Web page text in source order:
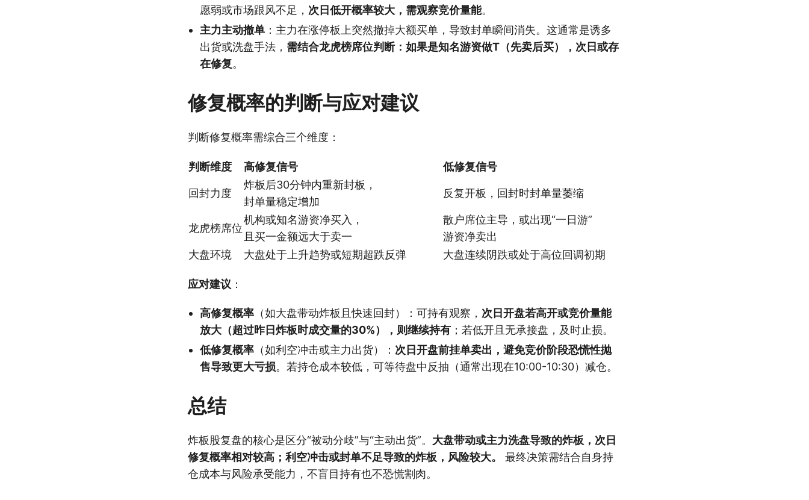
愿弱或市场跟风不足， 次日低开概率较大，需观察竞价量能。
主力主动撤单 ：主力在涨停板上突然撤掉大额买单，导致封单瞬间消失。这通常是诱多
出货或洗盘手法， 需结合龙虎榜席位判断：如果是知名游资做T（先卖后买），次日或存
在修复。
修复概率的判断与应对建议
判断修复概率需综合三个维度：
判断维度 高修复信号 低修复信号
回封力度
炸板后30分钟内重新封板，
封单量稳定增加
反复开板，回封时封单量萎缩
龙虎榜席位
机构或知名游资净买入，
且买一金额远大于卖一
散户席位主导，或出现“一日游”
游资净卖出
大盘环境
大盘处于上升趋势或短期超跌反弹 大盘连续阴跌或处于高位回调初期
应对建议 ：
高修复概率 （如大盘带动炸板且快速回封）：可持有观察， 次日开盘若高开或竞价量能
放大（超过昨日炸板时成交量的30%），则继续持有 ；若低开且无承接盘，及时止损。
低修复概率 （如利空冲击或主力出货）： 次日开盘前挂单卖出，避免竞价阶段恐慌性抛
售导致更大亏损。若持仓成本较低，可等待盘中反抽（通常出现在10:00-10:30）减仓。
总结
炸板股复盘的核心是区分“被动分歧”与“主动出货”。 大盘带动或主力洗盘导致的炸板，次日
修复概率相对较高；利空冲击或封单不足导致的炸板，风险较大。
最终决策需结合自身持
仓成本与风险承受能力，不盲目持有也不恐慌割肉。